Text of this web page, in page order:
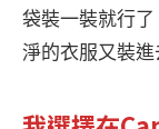
袋裝一裝就行
淨的衣服又裝進